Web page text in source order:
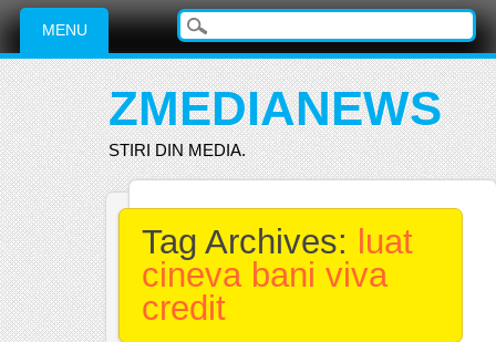
Main menu
Skip
content
MENU
ZMEDIANEWS
STIRI DIN MEDIA.
Tag Archives: luat
cineva bani viva
credit